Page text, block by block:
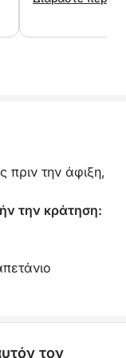
νερά, ιδανικό
στον ήλιο.
για
πριν την άφιξη,
την κράτηση:
τον